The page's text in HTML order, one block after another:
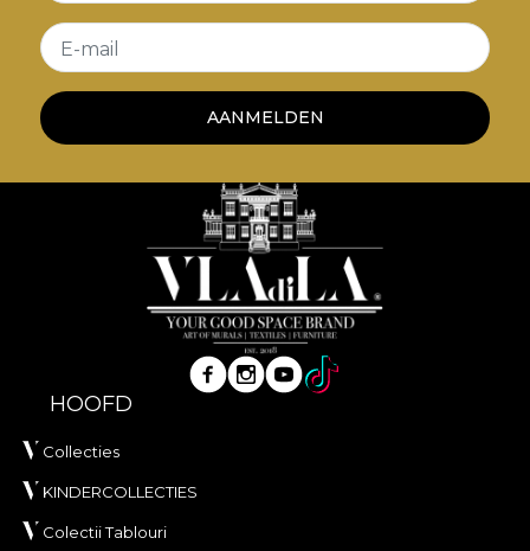
E-mail
AANMELDEN
HOOFD
Collecties
KINDERCOLLECTIES
Colectii Tablouri